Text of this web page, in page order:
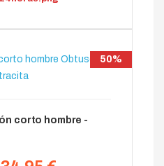
50%
corto hombre -